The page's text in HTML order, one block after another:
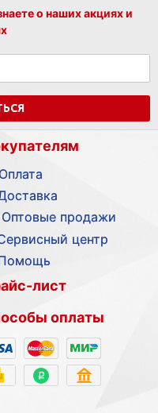
о наших акциях и
Оплата
Оптовые продажи
центр
лист
оплаты